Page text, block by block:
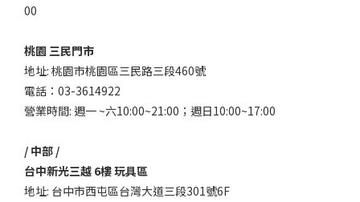
00
桃園 三民門市
地址: 桃園市桃園區三民路三段460號
電話：03-3614922
營業時間: 週一 ~六10:00~21:00；週日10:00~17:00
/ 中部 /
台中新光三越 6樓 玩具區
地址: 台中市西屯區台灣大道三段301號6F